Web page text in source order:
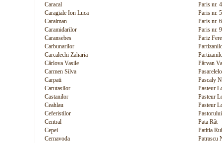
Caracal
Paris nr.
Caragiale Ion Luca
Paris nr.
Caraiman
Paris nr.
Caramidarilor
Paris nr.
Caransebes
Pariz
Carbunarilor
Carcalechi Zaharia
Cârlova Vasile
Pârvan
Carmen Silva
Carpati
Pascaly
Carutasilor
Pasteur
Castanilor
Pasteur
Ceahlau
Pasteur
Ceferistilor
Pastorului
Central
Pata Rât
Cepei
Patitia
Cernavoda
Patrascu